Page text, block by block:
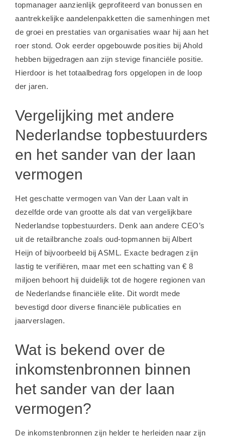
topmanager aanzienlijk geprofiteerd van bonussen en
aantrekkelijke aandelenpakketten die samenhingen met
de groei en prestaties van organisaties waar hij aan het
roer stond. Ook eerder opgebouwde posities bij Ahold
hebben bijgedragen aan zijn stevige financiële positie.
Hierdoor is het totaalbedrag fors opgelopen in de loop
der jaren.
Vergelijking met andere
Nederlandse topbestuurders
en het sander van der laan
vermogen
Het geschatte vermogen van Van der Laan valt in
dezelfde orde van grootte als dat van vergelijkbare
Nederlandse topbestuurders. Denk aan andere CEO’s
uit de retailbranche zoals oud-topmannen bij Albert
Heijn of bijvoorbeeld bij ASML. Exacte bedragen zijn
lastig te verifiëren, maar met een schatting van € 8
miljoen behoort hij duidelijk tot de hogere regionen van
de Nederlandse financiële elite. Dit wordt mede
bevestigd door diverse financiële publicaties en
jaarverslagen.
Wat is bekend over de
inkomstenbronnen binnen
het sander van der laan
vermogen?
De inkomstenbronnen zijn helder te herleiden naar zijn